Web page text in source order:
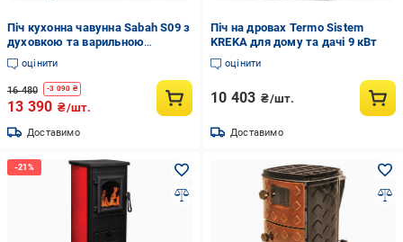
Піч кухонна чавунна Sabah S09 з
духовкою та варильною
поверхнею (10389148)
оцінити
16 480 -3 090 ₴
13 390 ₴/шт.
Доставимо
Піч на дровах Termo Sistem
KREKA для дому та дачі 9 кВт
оцінити
10 403 ₴/шт.
Доставимо